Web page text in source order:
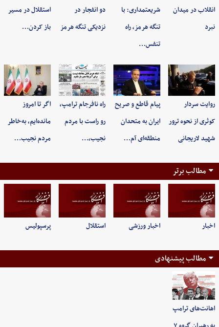
انقلاب در میدان
نبرد
شریعتمداری: با
تنگه هرمز، راه
تنفس…
دو انفجار در
نزدیکی تنگه هرمز
استقلال در مسیر
باز کردن…
روایت سردار
کوثری از نحوه ترور
شهید لاریجانی
پیام قاطع و صریح
ایران به متحدان
منطقه‌ای آم…
راه نافرجام ترامپ،
رو راست با مردم
نجیب،…
اگر تا امروز
مانده‌ایم، به‌خاطر
مردم نجیب…
مطالب برتر
اخبار اخبار ورزشی استقلال پرسپولیس
مطالب پیشنهادی
اهانت‌های ترامپ